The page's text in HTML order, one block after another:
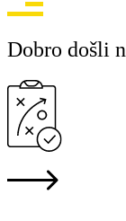
Dobro došli